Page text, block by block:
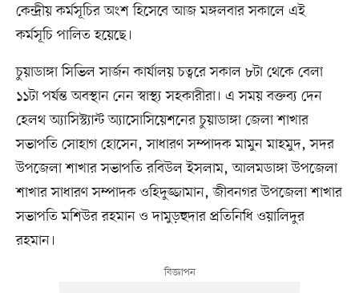
কেন্দ্রীয় কর্মসূচির অংশ হিসেবে আজ মঙ্গলবার সকালে এই
কর্মসূচি পালিত হয়েছে।
চুয়াডাঙ্গা সিভিল সার্জন কার্যালয় চত্বরে সকাল ৮টা থেকে বেলা
১১টা পর্যন্ত অবস্থান নেন স্বাস্থ্য সহকারীরা। এ সময় বক্তব্য দেন
হেলথ অ্যাসিস্ট্যান্ট অ্যাসোসিয়েশনের চুয়াডাঙ্গা জেলা শাখার
সভাপতি সোহাগ হোসেন, সাধারণ সম্পাদক মামুন মাহমুদ, সদর
উপজেলা শাখার সভাপতি রবিউল ইসলাম, আলমডাঙ্গা উপজেলা
শাখার সাধারণ সম্পাদক ওহিদুজ্জামান, জীবনগর উপজেলা শাখার
সভাপতি মশিউর রহমান ও দামুড়হুদার প্রতিনিধি ওয়ালিদুর
রহমান।